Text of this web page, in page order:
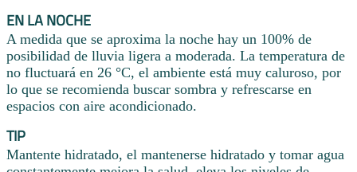
EN LA NOCHE
A medida que se aproxima la noche hay un 100% de
posibilidad de lluvia ligera a moderada. La temperatura de
no fluctuará en 26 °C, el ambiente está muy caluroso, por
lo que se recomienda buscar sombra y refrescarse en
espacios con aire acondicionado.
TIP
Mantente hidratado, el mantenerse hidratado y tomar agua